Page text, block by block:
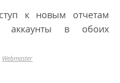
к новым отчетам
аккаунты в обоих
Webmaster